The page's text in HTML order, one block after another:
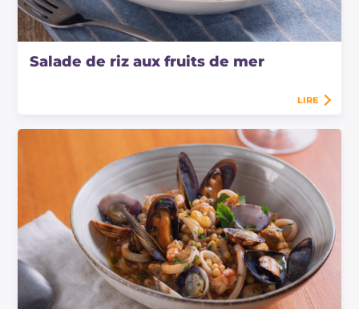
Salade de riz aux fruits de mer
LIRE